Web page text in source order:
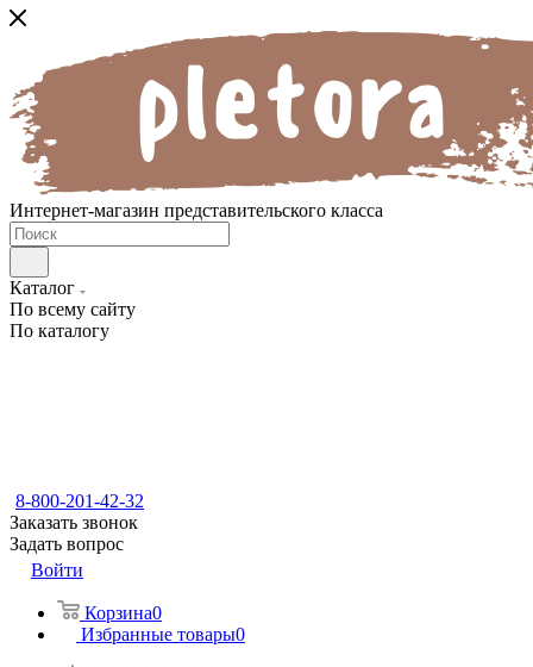
Интернет-магазин представительского класса
Каталог
По всему сайту
По каталогу
8-800-201-42-32
Заказать звонок
Задать вопрос
Войти
Корзина0
Избранные товары0